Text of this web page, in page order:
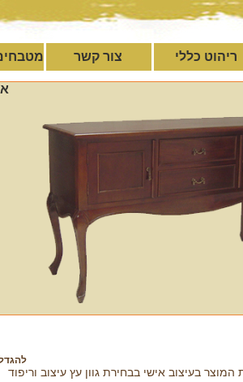
ריהוט כללי צור קשר